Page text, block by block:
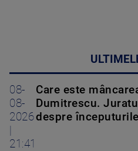
08-
08-
2026
|
21:41
Care este
Dumitrescu.
despre